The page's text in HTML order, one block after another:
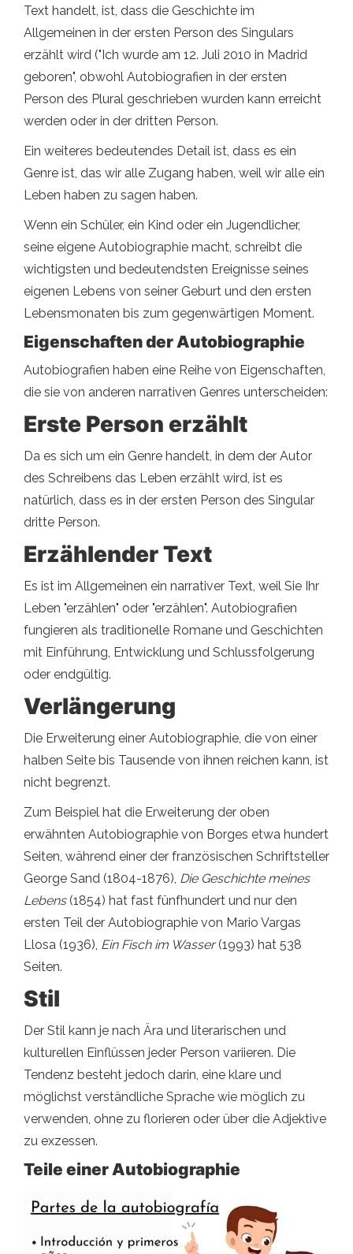
Text handelt, ist, dass die Geschichte im
Allgemeinen in der ersten Person des Singulars
erzählt wird ("Ich wurde am 12. Juli 2010 in Madrid
geboren", obwohl Autobiografien in der ersten
Person des Plural geschrieben wurden kann erreicht
werden oder in der dritten Person.
Ein weiteres bedeutendes Detail ist, dass es ein
Genre ist, das wir alle Zugang haben, weil wir alle ein
Leben haben zu sagen haben.
Wenn ein Schüler, ein Kind oder ein Jugendlicher,
seine eigene Autobiographie macht, schreibt die
wichtigsten und bedeutendsten Ereignisse seines
eigenen Lebens von seiner Geburt und den ersten
Lebensmonaten bis zum gegenwärtigen Moment.
Eigenschaften der Autobiographie
Autobiografien haben eine Reihe von Eigenschaften,
die sie von anderen narrativen Genres unterscheiden:
Erste Person erzählt
Da es sich um ein Genre handelt, in dem der Autor
des Schreibens das Leben erzählt wird, ist es
natürlich, dass es in der ersten Person des Singular
dritte Person.
Erzählender Text
Es ist im Allgemeinen ein narrativer Text, weil Sie Ihr
Leben "erzählen" oder "erzählen". Autobiografien
fungieren als traditionelle Romane und Geschichten
mit Einführung, Entwicklung und Schlussfolgerung
oder endgültig.
Verlängerung
Die Erweiterung einer Autobiographie, die von einer
halben Seite bis Tausende von ihnen reichen kann, ist
nicht begrenzt.
Zum Beispiel hat die Erweiterung der oben
erwähnten Autobiographie von Borges etwa hundert
Seiten, während einer der französischen Schriftsteller
George Sand (1804-1876), Die Geschichte meines
Lebens(1854) hat fast fünfhundert und nur den
ersten Teil der Autobiographie von Mario Vargas
Llosa (1936), Ein Fisch im Wasser(1993) hat 538
Seiten.
Stil
Der Stil kann je nach Ära und literarischen und
kulturellen Einflüssen jeder Person variieren. Die
Tendenz besteht jedoch darin, eine klare und
möglichst verständliche Sprache wie möglich zu
verwenden, ohne zu florieren oder über die Adjektive
zu exzessen.
Teile einer Autobiographie